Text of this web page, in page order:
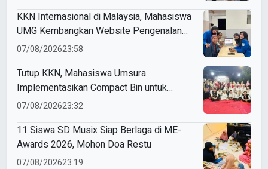
KKN Internasional di Malaysia, Mahasiswa
UMG Kembangkan Website Pengenalan
Budaya Indonesia
07/08/202623:58
Tutup KKN, Mahasiswa Umsura
Implementasikan Compact Bin untuk
Sampah Anorganik di Ketabang
07/08/202623:32
11 Siswa SD Musix Siap Berlaga di ME-
Awards 2026, Mohon Doa Restu
07/08/202623:19